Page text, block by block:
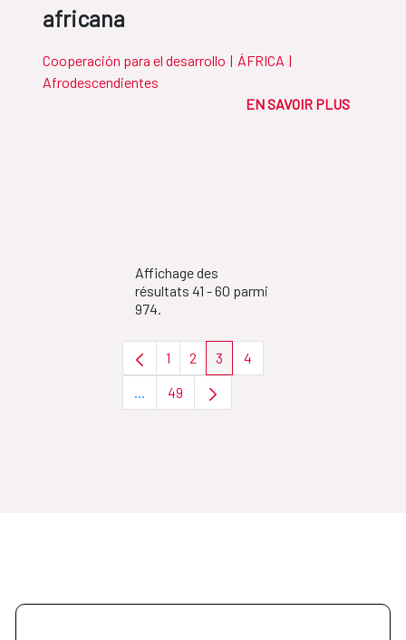
africana
Cooperación para el desarrollo | ÁFRICA |
Afrodescendientes
EN SAVOIR PLUS
Affichage des
résultats 41 - 60 parmi
974.
Page
1 Page
2 Page
3 Page
4
...Pages intermédiaires Utilisez TAB pour
Page
49